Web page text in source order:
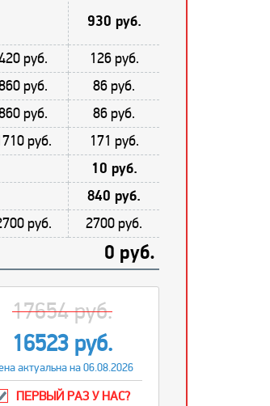
930 руб.
руб.
126 руб.
руб.
86 руб.
руб.
86 руб.
руб. 171 руб.
10 руб.
840 руб.
руб. 2700 руб.
0 руб.
17654 руб.
16523 руб.
актуальна на 06.08.2026
ПЕРВЫЙ РАЗ У НАС?